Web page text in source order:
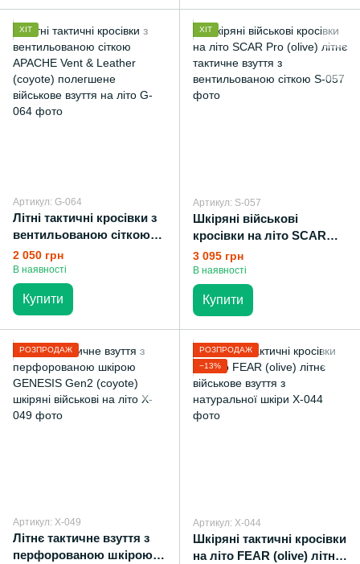
ХІТ
Артикул: G-064
Літні тактичні кросівки з
вентильованою сіткою
APACHE Vent & Leather
(coyote) полегшене
військове взуття на літо
2 050 грн
В наявності
Купити
ХІТ
Артикул: S-057
Шкіряні військові
кросівки на літо SCAR
Pro (olive) літнє тактичне
взуття з вентильованою
сіткою
3 095 грн
В наявності
Купити
РОЗПРОДАЖ
Артикул: X-049
Літнє тактичне взуття з
перфорованою шкірою
РОЗПРОДАЖ
−13%
Артикул: X-044
Шкіряні тактичні кросівки
на літо FEAR (olive) літнє